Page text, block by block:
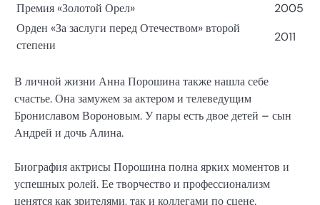
Премия «Золотой Орел»
2005
Орден «За заслуги перед Отечеством» второй
степени
2011
В личной жизни Анна Порошина также нашла себе
счастье. Она замужем за актером и телеведущим
Брониславом Вороновым. У пары есть двое детей – сын
Андрей и дочь Алина.
Биография актрисы Порошина полна ярких моментов и
успешных ролей. Ее творчество и профессионализм
ценятся как зрителями, так и коллегами по сцене.